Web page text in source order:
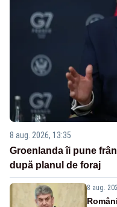
8 aug. 2026, 13:35
Groenlanda îi pune
după planul de foraj
8 aug.